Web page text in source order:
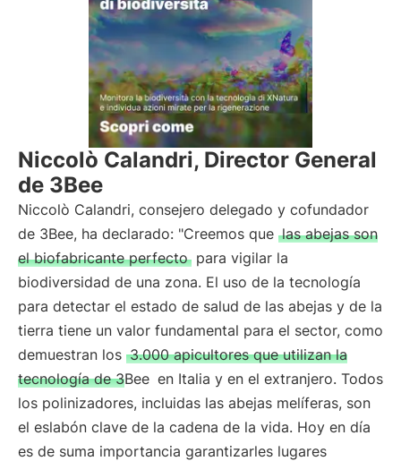
Niccolò Calandri, Director General
de 3Bee
Niccolò Calandri, consejero delegado y cofundador
de 3Bee, ha declarado: "Creemos que las abejas son
el biofabricante perfecto para vigilar la
biodiversidad de una zona. El uso de la tecnología
para detectar el estado de salud de las abejas y de la
tierra tiene un valor fundamental para el sector, como
demuestran los 3.000 apicultores que utilizan la
tecnología de 3Bee en Italia y en el extranjero. Todos
los polinizadores, incluidas las abejas melíferas, son
el eslabón clave de la cadena de la vida. Hoy en día
es de suma importancia garantizarles lugares